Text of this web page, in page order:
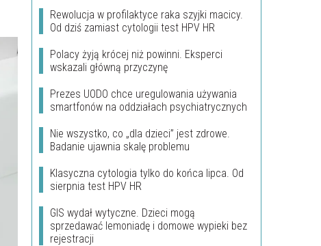
Rewolucja w profilaktyce raka szyjki macicy.
Od dziś zamiast cytologii test HPV HR
Polacy żyją krócej niż powinni. Eksperci
wskazali główną przyczynę
Prezes UODO chce uregulowania używania
smartfonów na oddziałach psychiatrycznych
Nie wszystko, co „dla dzieci” jest zdrowe.
Badanie ujawnia skalę problemu
Klasyczna cytologia tylko do końca lipca. Od
sierpnia test HPV HR
GIS wydał wytyczne. Dzieci mogą
sprzedawać lemoniadę i domowe wypieki bez
rejestracji